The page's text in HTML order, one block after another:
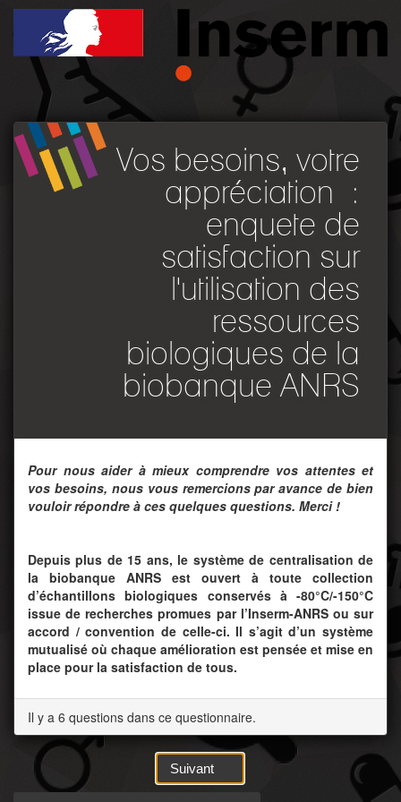
Vos besoins, votre
appréciation :
enquete de
satisfaction sur
l'utilisation des
ressources
biologiques de la
biobanque ANRS
Pour nous aider à mieux comprendre vos attentes et
vos besoins, nous vous remercions par avance de bien
vouloir répondre à ces quelques questions. Merci !
Depuis plus de 15 ans, le système de centralisation de
la biobanque ANRS est ouvert à toute collection
d’échantillons biologiques conservés à -80°C/-150°C
issue de recherches promues par l’Inserm-ANRS ou sur
accord / convention de celle-ci. Il s’agit d’un système
mutualisé où chaque amélioration est pensée et mise en
place pour la satisfaction de tous.
Il y a 6 questions dans ce questionnaire.
Suivant